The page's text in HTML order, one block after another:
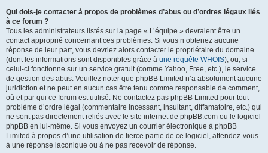
Qui dois-je contacter à propos de problèmes d’abus ou d’ordres légaux liés
à ce forum ?
Tous les administrateurs listés sur la page « L’équipe » devraient être un
contact approprié concernant ces problèmes. Si vous n’obtenez aucune
réponse de leur part, vous devriez alors contacter le propriétaire du domaine
(dont les informations sont disponibles grâce à une requête WHOIS), ou, si
celui-ci fonctionne sur un service gratuit (comme Yahoo, Free, etc.), le service
de gestion des abus. Veuillez noter que phpBB Limited n’a absolument aucune
juridiction et ne peut en aucun cas être tenu comme responsable de comment,
où et par qui ce forum est utilisé. Ne contactez pas phpBB Limited pour tout
problème d’ordre légal (commentaire incessant, insultant, diffamatoire, etc.) qui
ne sont pas directement reliés avec le site internet de phpBB.com ou le logiciel
phpBB en lui-même. Si vous envoyez un courrier électronique à phpBB
Limited à propos d’une utilisation de tierce partie de ce logiciel, attendez-vous
à une réponse laconique ou à ne pas recevoir de réponse.